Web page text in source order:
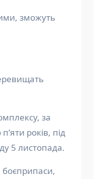
років, під
5 листопада.